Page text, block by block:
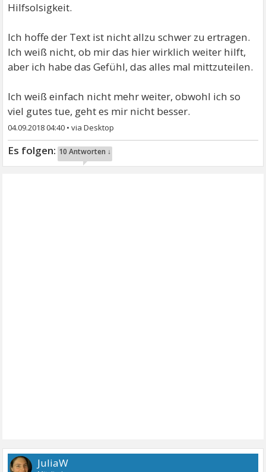
Hilfsolsigkeit.
Ich hoffe der Text ist nicht allzu schwer zu ertragen.
Ich weiß nicht, ob mir das hier wirklich weiter hilft,
aber ich habe das Gefühl, das alles mal mittzuteilen.
Ich weiß einfach nicht mehr weiter, obwohl ich so
viel gutes tue, geht es mir nicht besser.
04.09.2018 04:40 •
10 Antworten ↓
JuliaW